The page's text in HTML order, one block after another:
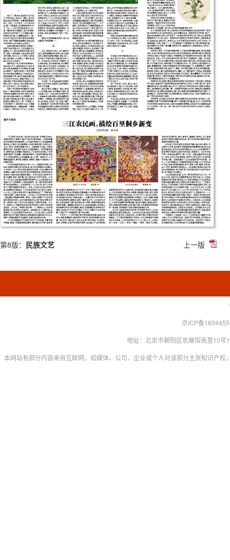
第8版： 民族文艺 上一版
京ICP备
地址：北京市朝阳区农展馆南里10
本网站有部分内容来自互联网，如媒体、公司、企业或个人对该部分主张知识产